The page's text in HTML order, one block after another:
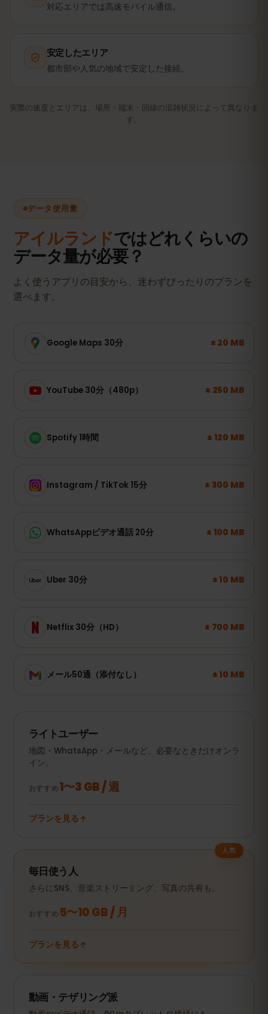
対応エリアでは高速モバイル通信。
安定したエリア
都市部や人気の地域で安定した接続。
実際の速度とエリアは、場所・端末・回線の混雑状況によって異なりま
す。
データ使用量
アイルランドではどれくらいの
データ量が必要？
よく使うアプリの目安から、迷わずぴったりのプランを
選べます。
Google Maps 30分 ± 20 MB
YouTube 30分（480p） ± 250 MB
Spotify 1時間 ± 120 MB
Instagram / TikTok 15分 ± 300 MB
WhatsAppビデオ通話 20分 ± 100 MB
Uber 30分 ± 10 MB
Netflix 30分（HD） ± 700 MB
メール50通（添付なし） ± 10 MB
ライトユーザー
地図・WhatsApp・メールなど、必要なときだけオンラ
イン。
おすすめ1〜3 GB / 週
プランを見る
人気
毎日使う人
さらにSNS、音楽ストリーミング、写真の共有も。
おすすめ 5〜10 GB / 月
プランを見る
動画・テザリング派